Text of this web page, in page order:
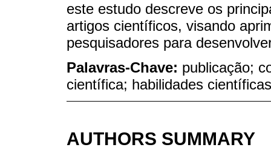
este estudo descreve os
artigos científicos, visando
pesquisadores para
Palavras-Chave: publicação;
científica; habilidades
AUTHORS SUMMARY